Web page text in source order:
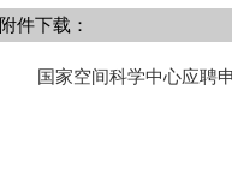
附件下载：
国家空间科学中心应聘